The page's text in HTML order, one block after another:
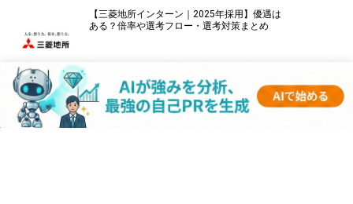
【三菱地所インターン｜2025年採用】優遇は
ある？倍率や選考フロー・選考対策まとめ
【パナソニックインターン｜2025年採用】優
遇はある？倍率や選考フロー・選考対策まと
め